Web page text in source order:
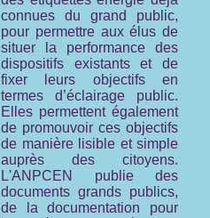
connues du grand public,
pour permettre aux élus de
situer la performance des
dispositifs existants et de
fixer leurs objectifs en
termes d’éclairage public.
Elles permettent également
de promouvoir ces objectifs
de manière lisible et simple
auprès des citoyens.
L'ANPCEN publie des
documents grands publics,
de la documentation pour